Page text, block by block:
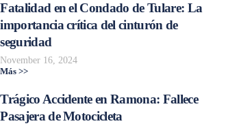
Fatalidad en el Condado de Tulare: La
importancia crítica del cinturón de
seguridad
November 16, 2024
Más >>
Trágico Accidente en Ramona: Fallece
Pasajera de Motocicleta